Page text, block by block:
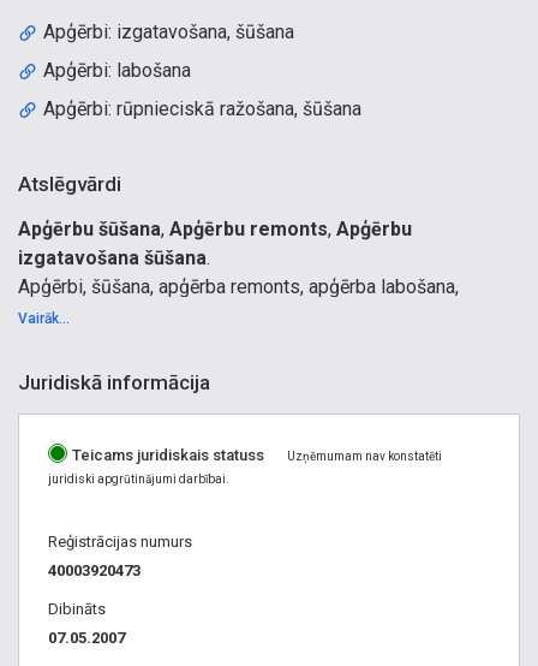
Apģērbi: izgatavošana, šūšana
Apģērbi: labošana
Apģērbi: rūpnieciskā ražošana, šūšana
Atslēgvārdi
Apģērbu šūšana, Apģērbu remonts, Apģērbu
izgatavošana šūšana.
Apģērbi, šūšana, apģērba remonts, apģērba labošana,
apģērbu labošana, apģērbu izgatavošana, gultas veļas
izgatavošana, šūšana, pārklāju šūšana, aizkaru šūšana.
šūšana, drēbnieks, drēbnieki. Gultas veļas izstrādājumi:
palagi, virspalagi, spilvendrānas. Aizkari. Aizkaru šūšana.
Kažoku remonts, pāršūšana, labošana. Rāvējslēdzēji,
rāvējslēdzēju iešūšana, šūšana. Uzvalka, uzvalku
gludināšana, bikses, kleitu, svārku, blūžu gludināšana.
Šūšanas darbnīca, šūšanas ateljē, apģērbu šūšana Rīgā.
Vairāk...
Juridiskā informācija
Teicams juridiskais statuss
Uzņēmumam nav konstatēti
juridiski apgrūtinājumi darbībai.
Reģistrācijas numurs
40003920473
Dibināts
07.05.2007